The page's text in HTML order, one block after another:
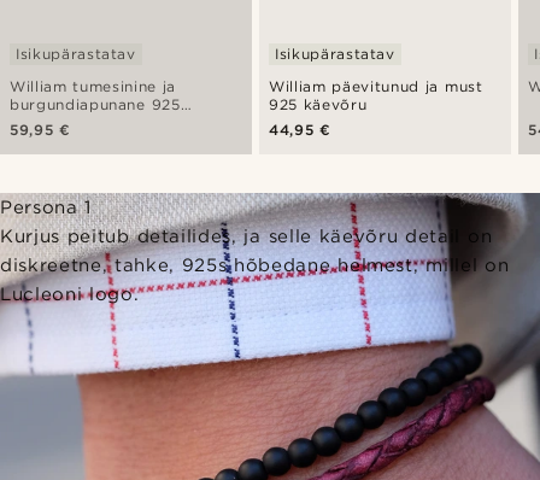
William tumesinine ja
burgundiapunane 925
käevõru
Isikupärastatav
59,95 €
William päevitunud ja must
925 käevõru
Isikupärastatav
44,95 €
Persona 1
Kurjus peitub detailides, ja selle käevõru detail on
diskreetne, tahke, 925s hõbedane helmest, millel on
Lucleoni logo.